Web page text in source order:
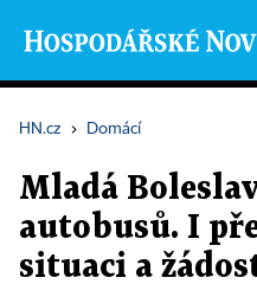
HN.cz › Domácí
Mladá
autobusů. I
situaci a